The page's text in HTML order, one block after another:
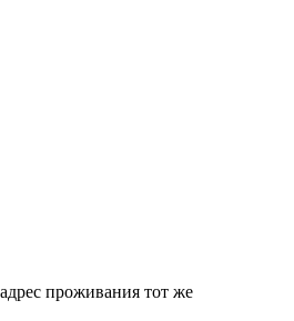
проживания тот же